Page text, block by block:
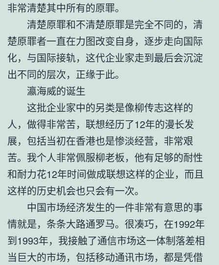
非常清楚其中所有的原罪。
清楚原罪和不清楚原罪是完全不同的，清
楚原罪者一直在力图改变自身，逐步走向国际
化，与国际接轨，这代企业家走到最后会沉淀
出不同的层次，正缘于此。
瀛海威的诞生
这批企业家中的另类是像柳传志这样的
人，做得非常苦，联想经历了12年的漫长发
展，包括当初在香港也是惨淡经营，非常艰
苦。我个人非常佩服柳老板，他有足够的耐性
和耐力花12年时间做成联想这样的企业，而且
这样的历史机会也只会有一次。
中国市场经济发生的一件非常有意思的事
情就是，条条大路通罗马。很凑巧，在1992年
到1993年，我接触了通信市场这一体制落差相
当巨大的市场，包括移动通讯市场，都是凭借